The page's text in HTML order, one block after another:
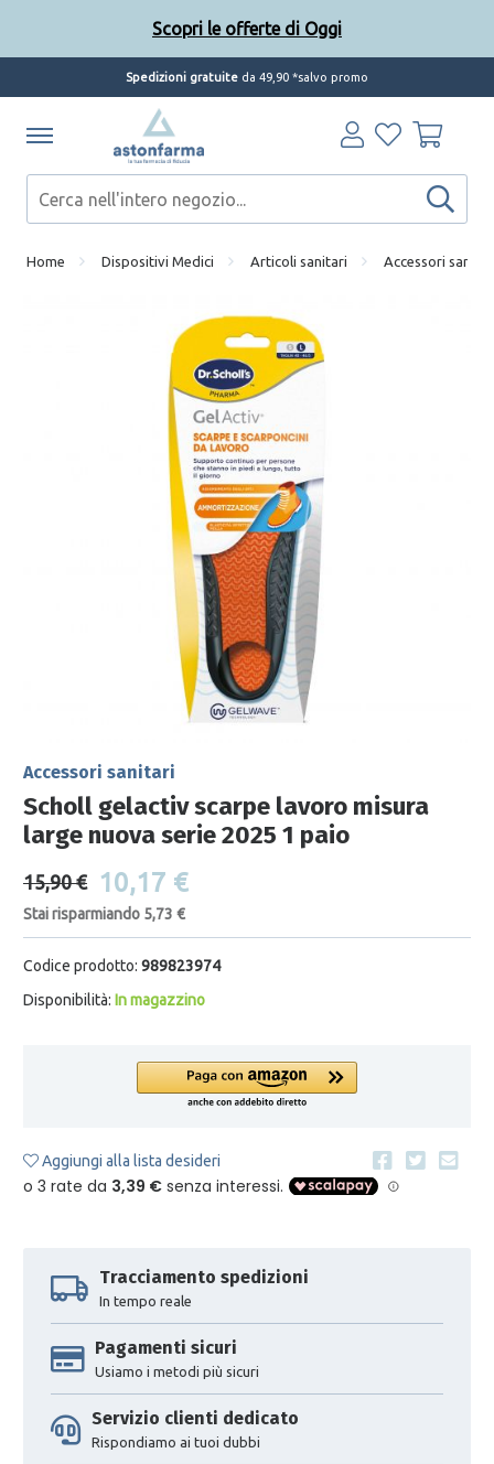
Spedizioni gratuite da 49,90 *salvo promo
Home Dispositivi Medici Articoli sanitari Accessori
Accessori sanitari
Scholl gelactiv scarpe lavoro misura
large nuova serie 2025 1 paio
15,90 € 10,17 €
Stai risparmiando 5,73 €
Codice prodotto: 989823974
Disponibilità: In magazzino
Aggiungi alla lista desideri
Tracciamento spedizioni
In tempo reale
Pagamenti sicuri
Usiamo i metodi più sicuri
Servizio clienti dedicato
Rispondiamo ai tuoi dubbi
Scopri le offerte di Oggi